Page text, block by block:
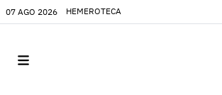
07 AGO 2026 HEMEROTECA